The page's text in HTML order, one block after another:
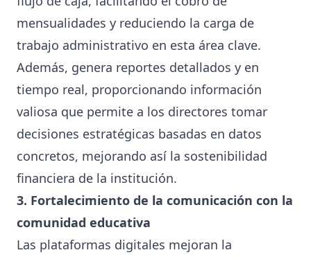
mensualidades y reduciendo la carga de
trabajo administrativo en esta área clave.
Además, genera reportes detallados y en
tiempo real, proporcionando información
valiosa que permite a los directores tomar
decisiones estratégicas basadas en datos
concretos, mejorando así la sostenibilidad
financiera de la institución.
3. Fortalecimiento de la comunicación con la
comunidad educativa
Las plataformas digitales mejoran la